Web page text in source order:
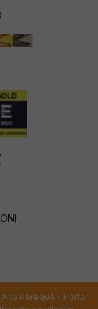
Alto Perequê - Porto